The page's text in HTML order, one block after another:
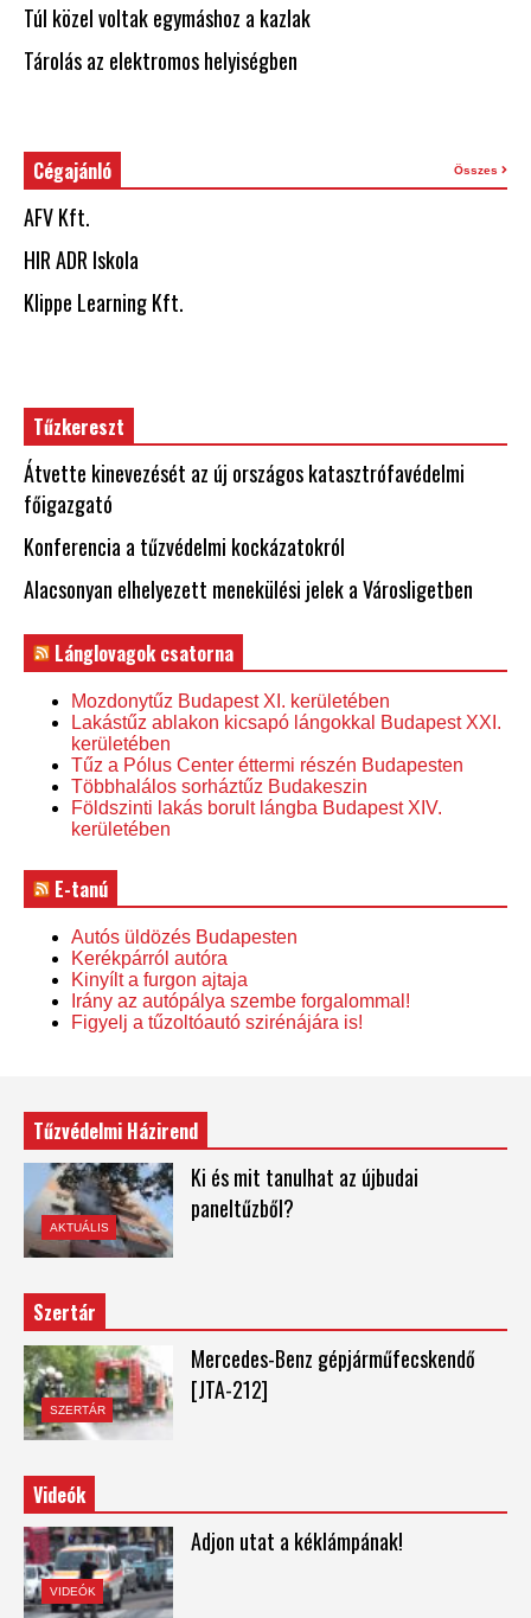
Túl közel voltak egymáshoz a kazlak
Tárolás az elektromos helyiségben
Cégajánló Összes
AFV Kft.
HIR ADR Iskola
Klippe Learning Kft.
Tűzkereszt
Átvette kinevezését az új országos katasztrófavédelmi
főigazgató
Konferencia a tűzvédelmi kockázatokról
Alacsonyan elhelyezett menekülési jelek a Városligetben
Lánglovagok csatorna
Mozdonytűz Budapest XI. kerületében
Lakástűz ablakon kicsapó lángokkal Budapest XXI.
kerületében
Tűz a Pólus Center éttermi részén Budapesten
Többhalálos sorháztűz Budakeszin
Földszinti lakás borult lángba Budapest XIV.
kerületében
E-tanú
Autós üldözés Budapesten
Kerékpárról autóra
Kinyílt a furgon ajtaja
Irány az autópálya szembe forgalommal!
Figyelj a tűzoltóautó szirénájára is!
Tűzvédelmi Házirend
AKTUÁLIS
Ki és mit tanulhat az újbudai
paneltűzből?
Szertár
SZERTÁR
Mercedes-Benz gépjárműfecskendő
[JTA-212]
Videók
VIDEÓK
Adjon utat a kéklámpának!